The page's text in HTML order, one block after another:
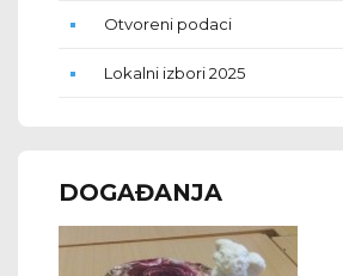
Otvoreni podaci
Lokalni izbori 2025
DOGAĐANJA